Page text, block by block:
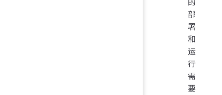
部
署
和
运
行
需
要